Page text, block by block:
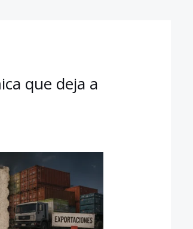
que deja a